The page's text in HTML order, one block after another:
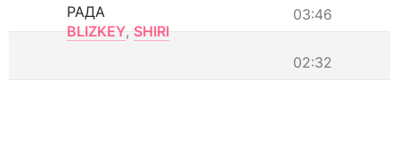
03:46
РАДА
BLIZKEY, SHIRI
02:32